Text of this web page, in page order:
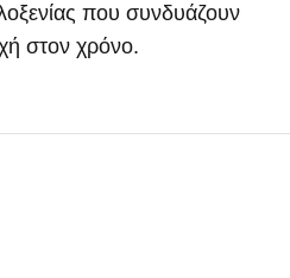
που συνδυάζουν
στον χρόνο.